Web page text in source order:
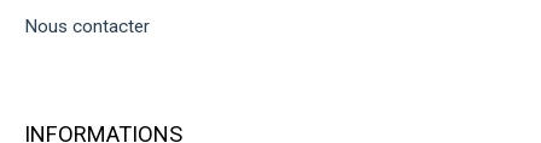
Nous contacter
INFORMATIONS